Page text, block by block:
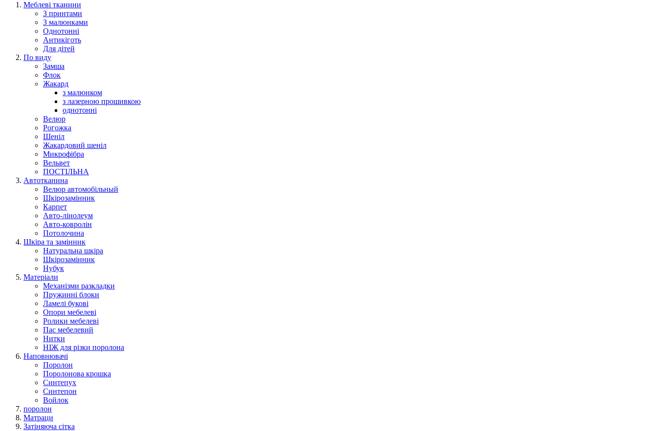
Меблеві тканини
З принтами
З малюнками
Однотонні
Антикіготь
Для дітей
По виду
Замша
Флок
Жакард
з малюнком
з лазерною прошивкою
однотонні
Велюр
Рогожка
Шеніл
Жакардовий шеніл
Микрофібра
Вельвет
ПОСТІЛЬНА
Автотканина
Велюр автомобільный
Шкірозамінник
Карпет
Авто-лінолеум
Авто-ковролін
Потолочина
Шкіра та замінник
Натуральна шкіра
Шкірозамінник
Нубук
Матеріали
Механізми разкладки
Пружинні блоки
Ламелі букові
Опори мебелеві
Ролики мебелеві
Пас мебелевий
Нитки
НІЖ для різки поролона
Наповнювачі
Поролон
Поролонова крошка
Синтепух
Синтепон
Войлок
поролон
Матраци
Затіняюча сітка